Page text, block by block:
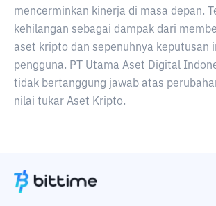
mencerminkan kinerja di masa depan.
kehilangan sebagai dampak dari
aset kripto dan sepenuhnya keputusan
pengguna. PT Utama Aset Digital
tidak bertanggung jawab atas
nilai tukar Aset Kripto.